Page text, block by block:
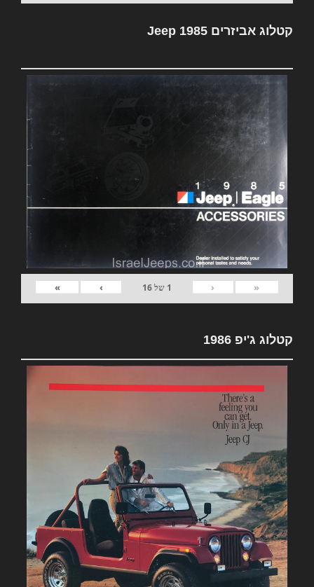
קטלוג אביזרים Jeep 1985
«
‹
1 של16
›
»
קטלוג ג'יפ 1986